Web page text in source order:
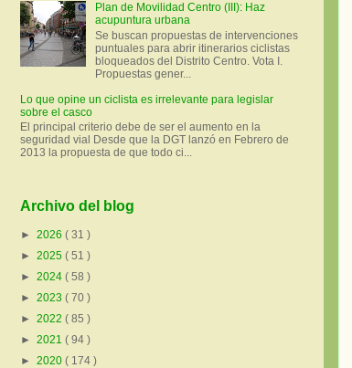
Plan de Movilidad Centro (III): Haz
acupuntura urbana
Se buscan propuestas de intervenciones
puntuales para abrir itinerarios ciclistas
bloqueados del Distrito Centro. Vota I.
Propuestas gener...
Lo que opine un ciclista es irrelevante para legislar
sobre el casco
El principal criterio debe de ser el aumento en la
seguridad vial Desde que la DGT lanzó en Febrero de
2013 la propuesta de que todo ci...
Archivo del blog
► 2026 ( 31 )
► 2025 ( 51 )
► 2024 ( 58 )
► 2023 ( 70 )
► 2022 ( 85 )
► 2021 ( 94 )
► 2020 ( 174 )